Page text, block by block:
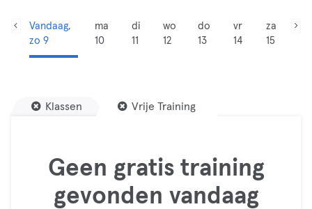
Vandaag,
zo 9
ma
10
di
11
wo
12
do
13
vr
14
za
15
Klassen Vrije Training
Geen gratis training
gevonden vandaag